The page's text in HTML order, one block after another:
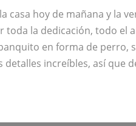
casa hoy de mañana y la
toda la dedicación, todo el
en forma de perro,
detalles increíbles, así que